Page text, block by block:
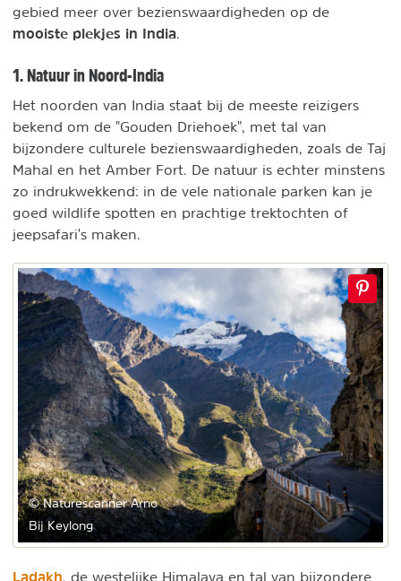
gebied meer over bezienswaardigheden op de
mooiste plekjes in India
1. Natuur in Noord-India
Het noorden van India staat bij de meeste reizigers
bekend om de "Gouden Driehoek", met tal van
bijzondere culturele bezienswaardigheden, zoals de Taj
Mahal en het Amber Fort. De natuur is echter minstens
zo indrukwekkend: in de vele nationale parken kan je
goed wildlife spotten en prachtige trektochten of
jeepsafari's maken.
© Naturescanner Arno
Bij Keylong
Ladakh , de westelijke Himalaya en tal van bijzondere